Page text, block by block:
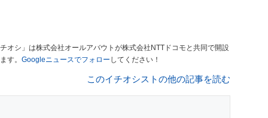
オシ」は株式会社オールアバウトが株式会社NTTドコモと共同で開設
す。 Googleニュースでフォロー してください！
このイチオシストの他の記事を読む